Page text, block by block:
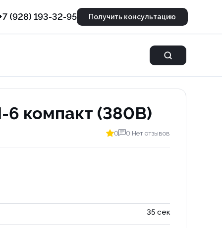
(928) 193-32-95 Получить консультацию
компакт (380В)
0 0 Нет отзывов
35 сек